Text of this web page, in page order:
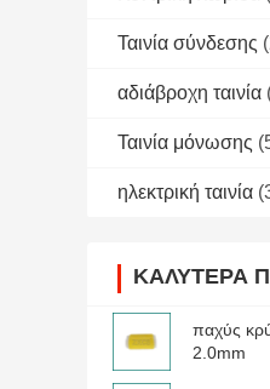
Ταινία σύνδεσης
αδιάβροχη ταινία
Ταινία μόνωσης
ηλεκτρική ταινία
ΚΑΛΎΤΕΡΑ
παχύς
2.0mm